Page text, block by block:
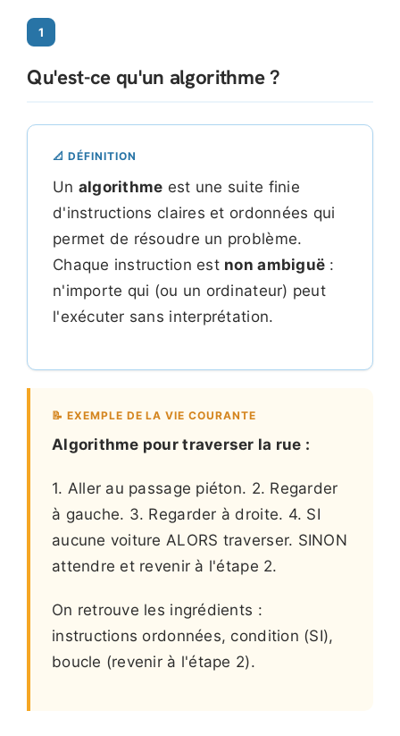
1
Qu'est-ce qu'un algorithme ?
📐 DÉFINITION
Un algorithme est une suite finie
d'instructions claires et ordonnées qui
permet de résoudre un problème.
Chaque instruction est non ambiguë :
n'importe qui (ou un ordinateur) peut
l'exécuter sans interprétation.
📝 EXEMPLE DE LA VIE COURANTE
Algorithme pour traverser la rue :
1. Aller au passage piéton. 2. Regarder
à gauche. 3. Regarder à droite. 4. SI
aucune voiture ALORS traverser. SINON
attendre et revenir à l'étape 2.
On retrouve les ingrédients :
instructions ordonnées, condition (SI),
boucle (revenir à l'étape 2).